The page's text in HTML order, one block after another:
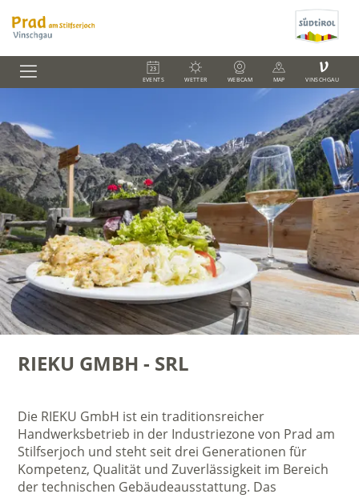
EVENTS WETTER WEBCAM MAP
V
VINSCHGAU
RIEKU GMBH - SRL
Die RIEKU GmbH ist ein traditionsreicher
Handwerksbetrieb in der Industriezone von Prad am
Stilfserjoch und steht seit drei Generationen für
Kompetenz, Qualität und Zuverlässigkeit im Bereich
der technischen Gebäudeausstattung. Das